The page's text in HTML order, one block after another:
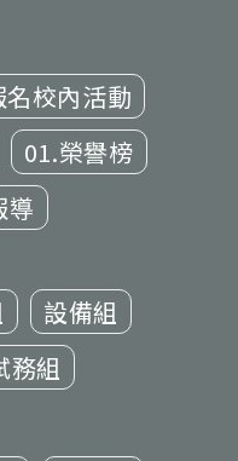
名校內活動
01.榮譽榜
導
設備組
務組